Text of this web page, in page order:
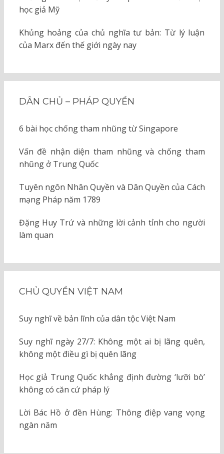
học giả Mỹ
Khủng hoảng của chủ nghĩa tư bản: Từ lý luận
của Marx đến thế giới ngày nay
DÂN CHỦ – PHÁP QUYỀN
6 bài học chống tham nhũng từ Singapore
Vấn đề nhận diện tham nhũng và chống tham
nhũng ở Trung Quốc
Tuyên ngôn Nhân Quyền và Dân Quyền của Cách
mạng Pháp năm 1789
Đặng Huy Trứ và những lời cảnh tỉnh cho người
làm quan
CHỦ QUYỀN VIỆT NAM
Suy nghĩ về bản lĩnh của dân tộc Việt Nam
Suy nghĩ ngày 27/7: Không một ai bị lãng quên,
không một điều gì bị quên lãng
Học giả Trung Quốc khẳng định đường ‘lưỡi bò’
không có căn cứ pháp lý
Lời Bác Hồ ở đền Hùng: Thông điệp vang vọng
ngàn năm